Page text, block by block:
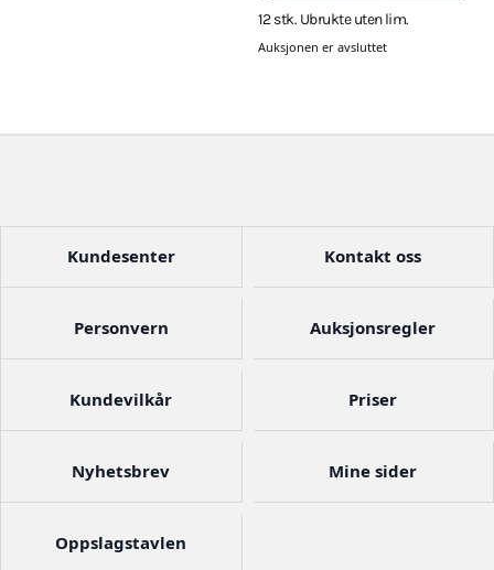
12 stk. Ubrukte uten lim.
Auksjonen er avsluttet
Kundesenter Kontakt oss
Personvern Auksjonsregler
Kundevilkår Priser
Nyhetsbrev Mine sider
Oppslagstavlen